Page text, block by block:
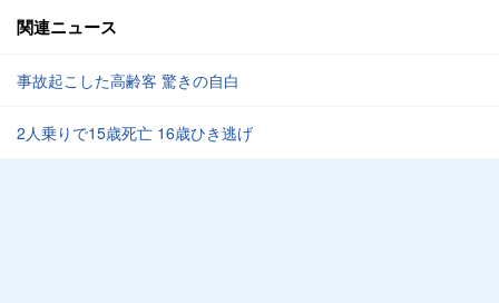
関連ニュース
事故起こした高齢客 驚きの自白
2人乗りで15歳死亡 16歳ひき逃げ